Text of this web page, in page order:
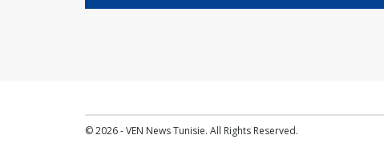
© 2026 - VEN News Tunisie. All Rights Reserved.